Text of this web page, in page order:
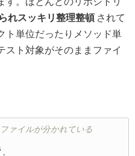
れスッキリ整理整頓 されて
ト単位だったりメソッド単
スト対象がそのままファイ
ァイルが分かれている